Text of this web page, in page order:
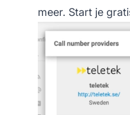
meer. Start je